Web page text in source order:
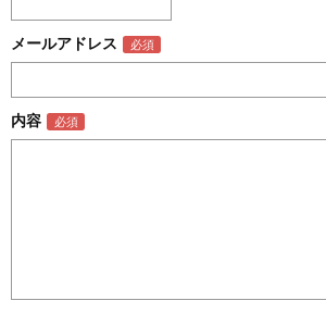
メールアドレス
内容